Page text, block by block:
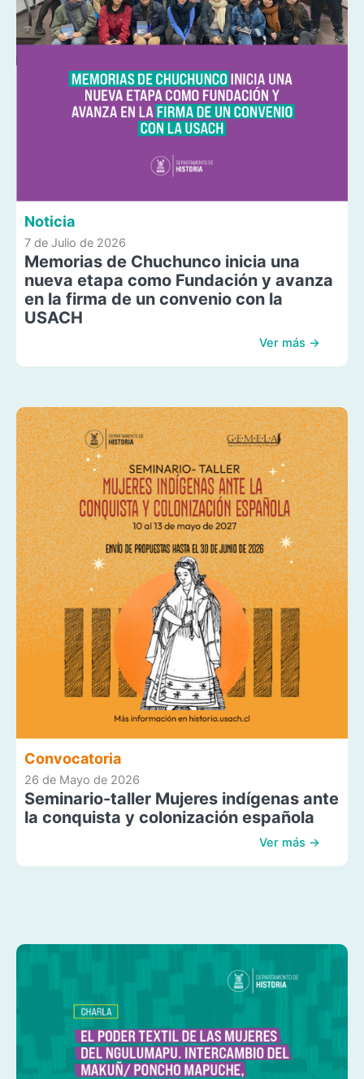
Noticia
7 de Julio de 2026
Memorias de Chuchunco inicia una
nueva etapa como Fundación y avanza
en la firma de un convenio con la
USACH
Ver más →
Convocatoria
26 de Mayo de 2026
Seminario-taller Mujeres indígenas ante
la conquista y colonización española
Ver más →